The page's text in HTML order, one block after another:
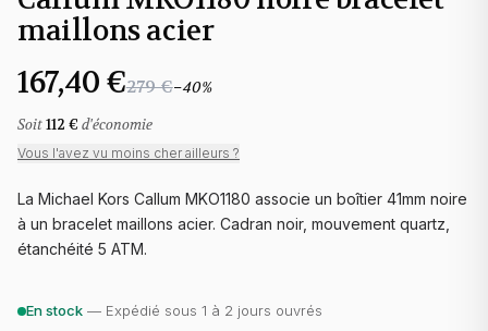
maillons acier
167,40 €279 €−40%
Soit112 € d'économie
Vous l'avez vu moins cher ailleurs ?
La Michael Kors Callum MKO1180 associe un boîtier 41mm noire
à un bracelet maillons acier. Cadran noir, mouvement quartz,
étanchéité 5 ATM.
En stock — Expédié sous 1 à 2 jours ouvrés